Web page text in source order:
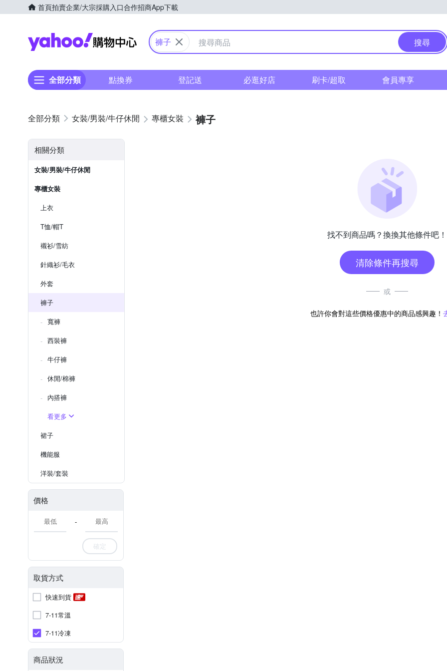
首頁拍賣企業/大宗採購入口合作招商App下載
Yahoo購物中心
褲子 搜尋
全部分類 點換券 登記送 必逛好店 刷卡/超取 會員專享
女裝/男裝/牛仔休閒 專櫃女裝 褲子
相關分類
女裝/男裝/牛仔休閒
專櫃女裝
上衣
T恤/帽T
襯衫/雪紡
針織衫/毛衣
外套
褲子
寬褲
西裝褲
牛仔褲
休閒/棉褲
內搭褲
看更多
裙子
機能服
洋裝/套裝
價格
-
確定
取貨方式
快速到貨
7-11常溫
7-11冷凍
商品狀況
找不到商品嗎？換換其他條件吧！
清除條件再搜尋
或
也許你會對這些價格優惠中的商品感興趣！